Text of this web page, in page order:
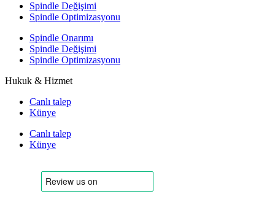
Spindle Değişimi
Spindle Optimizasyonu
Spindle Onarımı
Spindle Değişimi
Spindle Optimizasyonu
Hukuk & Hizmet
Canlı talep
Künye
Canlı talep
Künye